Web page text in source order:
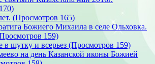
(Просмотров 165)
Божиего Михаила в селе Ольховка.
159)
в шутку и всерьез (Просмотров 159)
на день Казанской иконы Божией